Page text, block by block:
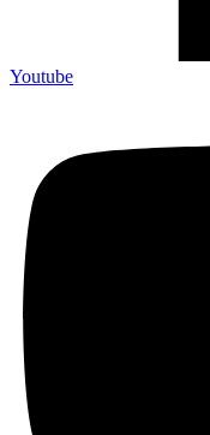
Youtube